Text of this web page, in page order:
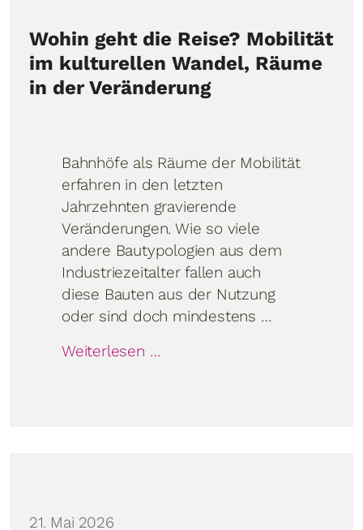
Wohin geht die Reise? Mobilität
im kulturellen Wandel, Räume
in der Veränderung
Bahnhöfe als Räume der Mobilität
erfahren in den letzten
Jahrzehnten gravierende
Veränderungen. Wie so viele
andere Bautypologien aus dem
Industriezeitalter fallen auch
diese Bauten aus der Nutzung
oder sind doch mindestens …
Weiterlesen …
Details
21. Mai 2026